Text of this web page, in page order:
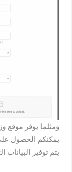
ومثلما يوفر موقع
يمكنكم الحصول
يتم توفير البيانات